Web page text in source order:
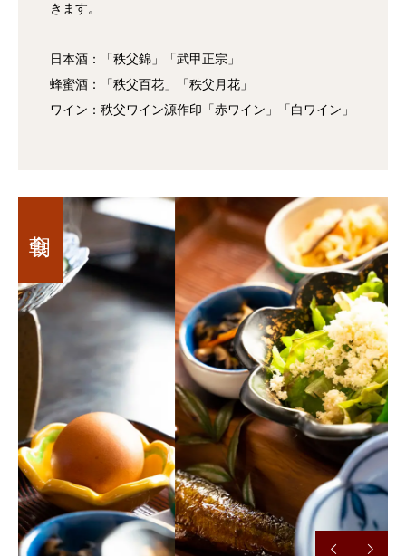
きます。
日本酒：「秩父錦」「武甲正宗」
蜂蜜酒：「秩父百花」「秩父月花」
ワイン：秩父ワイン源作印「赤ワイン」「白ワイン」